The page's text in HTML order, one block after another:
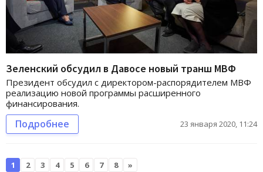
Зеленский обсудил в Давосе новый транш МВФ
Президент обсудил с директором-распорядителем МВФ
реализацию новой программы расширенного
финансирования.
Подробнее 23 января 2020, 11:24
1 2 3 4 5 6 7 8 »